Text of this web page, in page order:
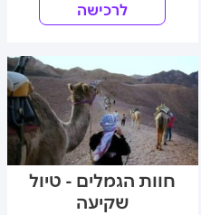
לרכישה
חוות הגמלים - טיול
שקיעה